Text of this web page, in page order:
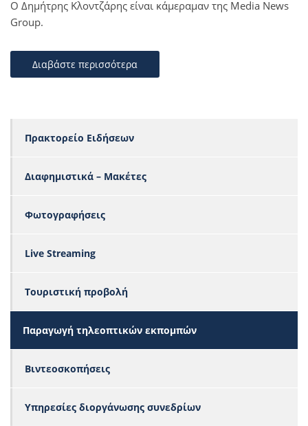
Ο Δημήτρης Κλοντζάρης είναι κάμεραμαν της Media News
Group.
Διαβάστε περισσότερα
Πρακτορείο Ειδήσεων
Διαφημιστικά – Μακέτες
Φωτογραφήσεις
Live Streaming
Τουριστική προβολή
Παραγωγή τηλεοπτικών εκπομπών
Βιντεοσκοπήσεις
Υπηρεσίες διοργάνωσης συνεδρίων